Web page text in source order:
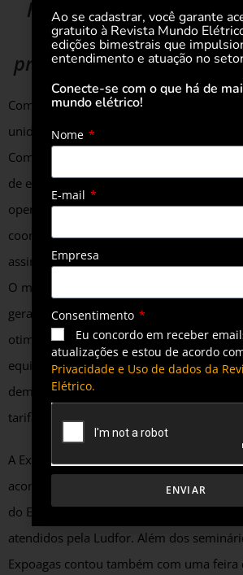
hidrelétrica, de
eólica, pode ajudar, na
preservar o meio
Com sede em Bento Gonçalves, o grupo
unidades de negócios: a Ludfor Gestora; a
Comercializadora; a Origem, para
de energia; e a Operasul, com foco na
operação de hidrelétricas. No braço de
coordena a migração e a operação
assim como a adesão de usinas, ao
O mercado livre é um ambiente de
geradores e comercializadores que
otimização de até 30% dos gastos em
equipe de mais de 120 especialistas e
demandas de empresas de médio e
tarifas e oferece assim suporte jurídico e
A Expoagas, evento em que foram
aconteceu no Centro de Eventos da
do Estado do Rio Grande do Sul (FIERGS),
atendidos pela Ludfor. Além dos
Expoagas contou também com uma feira
Ao se cadastrar, você garante
gratuito à Revista Mundo
edições bimestrais que
entendimento e atuação no
Conecte-se com o que há de
mundo elétrico!
Nome
E-mail
Empresa
Consentimento
Eu concordo em receber
atualizações e estou de acordo
Privacidade e Uso de dados da
Elétrico.
ENVIAR